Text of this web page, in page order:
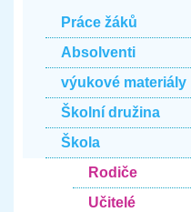
Práce žáků
Absolventi
výukové materiály
Školní družina
Škola
Rodiče
Učitelé